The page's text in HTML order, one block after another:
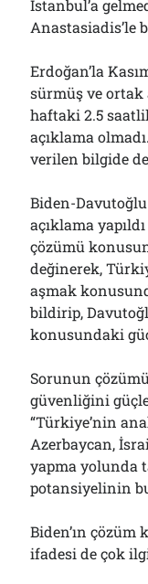
İstanbul’a
Anastasiadis’le
Erdoğan’la
sürmüş ve ortak
haftaki 2.5
açıklama
verilen bilgide de
Biden-
açıklama
çözümü
değinerek,
aşmak
bildirip,
konusundaki
Sorunun
güvenliğini
“Türkiye’nin
Azerbaycan,
yapma yolunda
potansiyelinin
Biden’ın
ifadesi de çok